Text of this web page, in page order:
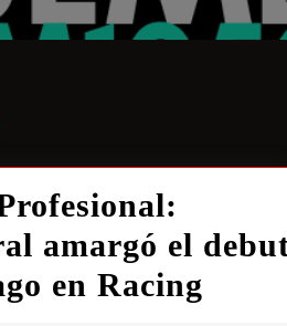
amargó el
en Racing